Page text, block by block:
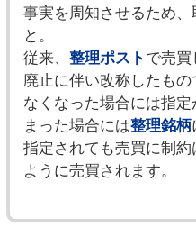
事実を周知させるため
と。
従来、 整理ポスト で売買
廃止に伴い改称したも
なくなった場合には指
まった場合には整理銘柄
指定されても売買に制
ように売買されます。